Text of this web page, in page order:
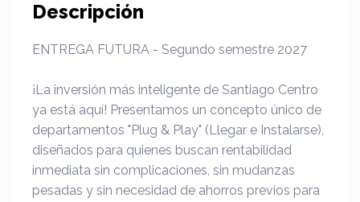
Descripción
ENTREGA FUTURA - Segundo semestre 2027
¡La inversión más inteligente de Santiago Centro
ya está aquí! Presentamos un concepto único de
departamentos "Plug & Play" (Llegar e Instalarse),
diseñados para quienes buscan rentabilidad
inmediata sin complicaciones, sin mudanzas
pesadas y sin necesidad de ahorros previos para